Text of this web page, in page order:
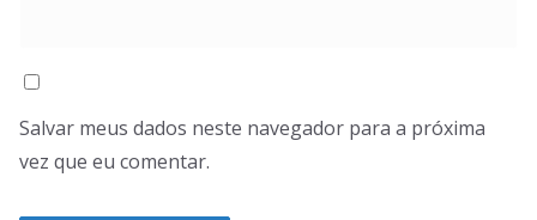
Salvar meus dados neste navegador para a próxima
vez que eu comentar.